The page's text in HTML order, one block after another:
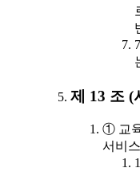
제 13 조 (
① 교
서비